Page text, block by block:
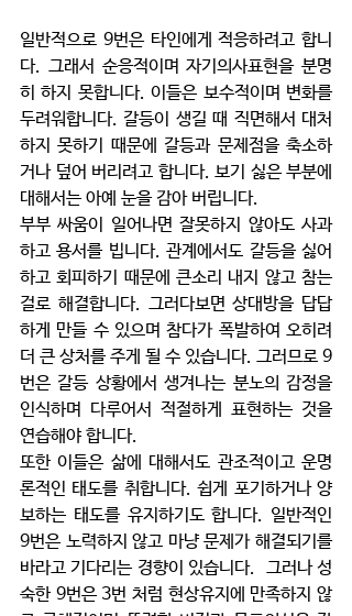
일반적으로 9번은 타인에게 적응하려고 합니
다. 그래서 순응적이며 자기의사표현을 분명
히 하지 못합니다. 이들은 보수적이며 변화를
두려워합니다. 갈등이 생길 때 직면해서 대처
하지 못하기 때문에 갈등과 문제점을 축소하
거나 덮어 버리려고 합니다. 보기 싫은 부분에
대해서는 아예 눈을 감아 버립니다.
부부 싸움이 일어나면 잘못하지 않아도 사과
하고 용서를 빕니다. 관계에서도 갈등을 싫어
하고 회피하기 때문에 큰소리 내지 않고 참는
걸로 해결합니다. 그러다보면 상대방을 답답
하게 만들 수 있으며 참다가 폭발하여 오히려
더 큰 상처를 주게 될 수 있습니다. 그러므로 9
번은 갈등 상황에서 생겨나는 분노의 감정을
인식하며 다루어서 적절하게 표현하는 것을
연습해야 합니다.
또한 이들은 삶에 대해서도 관조적이고 운명
론적인 태도를 취합니다. 쉽게 포기하거나 양
보하는 태도를 유지하기도 합니다. 일반적인
9번은 노력하지 않고 마냥 문제가 해결되기를
바라고 기다리는 경향이 있습니다.  그러나 성
숙한 9번은 3번 처럼 현상유지에 만족하지 않